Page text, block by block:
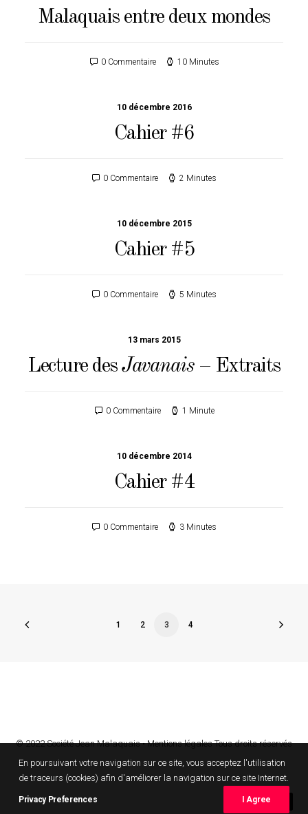
Malaquais entre deux mondes
0 Commentaire 10 Minutes
10 décembre 2016
Cahier #6
0 Commentaire 2 Minutes
10 décembre 2015
Cahier #5
0 Commentaire 5 Minutes
13 mars 2015
Lecture desJavanais– Extraits
0 Commentaire 1 Minute
10 décembre 2014
Cahier #4
0 Commentaire 3 Minutes
1 2 3 4
© 2022 Société Jean Malaquais •Mentions légales Tous droits réservés
En poursuivant votre navigation sur ce site, vous acceptez l'utilisation
de traceurs (cookies) afin d'améliorer la navigation sur ce site Internet.
Privacy Preferences I Agree